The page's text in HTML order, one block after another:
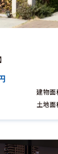
建物面
土地面